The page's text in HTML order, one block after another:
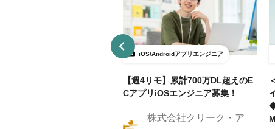
iOS/Androidアプリエンジニア
【週4リモ】累計700万DL超えのE
CアプリiOSエンジニア募集！
株式会社クリーク・ア